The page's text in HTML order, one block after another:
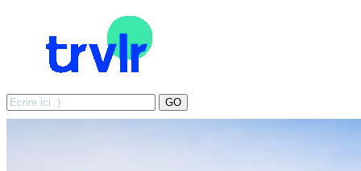
Search
for:
GO